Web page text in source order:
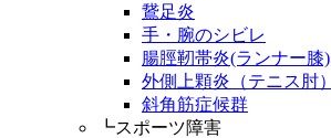
鵞足炎
手・腕のシビレ
腸脛靭帯炎(ランナー膝)
外側上顆炎（テニス肘）
斜角筋症候群
┗スポーツ障害